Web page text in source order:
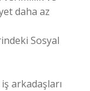
daha az
Sosyal
arkadaşları